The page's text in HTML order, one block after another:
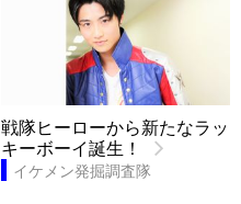
戦隊ヒーローから新たなラッ
キーボーイ誕生！
イケメン発掘調査隊